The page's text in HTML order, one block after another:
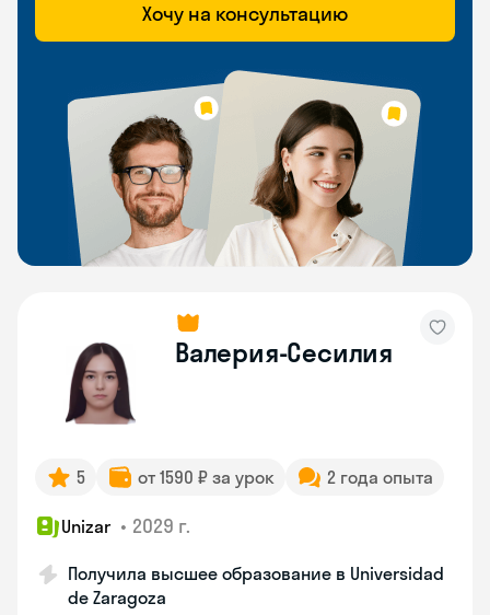
Хочу на консультацию
Валерия-Сесилия
5 от 1590 ₽ за урок 2 года опыта
Unizar • 2029 г.
Получила высшее образование в Universidad
de Zaragoza